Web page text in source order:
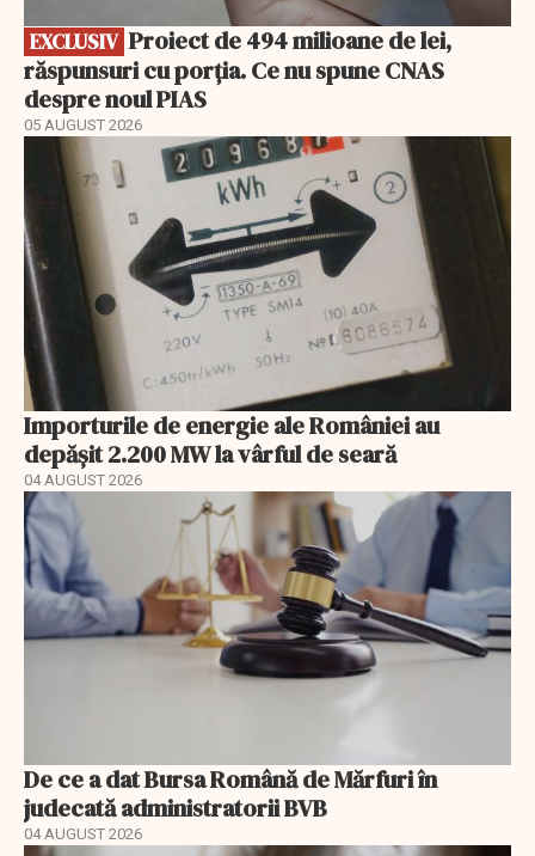
EXCLUSIV
răspunsuri cu porția. Ce nu spune CNAS
despre noul PIAS
05 AUGUST 2026
Importurile de energie ale României au
depășit 2.200 MW la vârful de seară
04 AUGUST 2026
De ce a dat Bursa Română de Mărfuri în
judecată administratorii BVB
04 AUGUST 2026